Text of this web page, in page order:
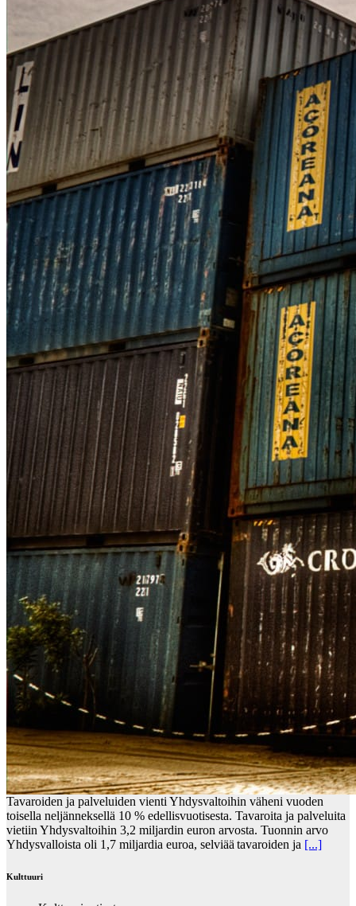
Tavaroiden ja palveluiden vienti Yhdysvaltoihin väheni vuoden
toisella neljänneksellä 10 % edellisvuotisesta. Tavaroita ja palveluita
vietiin Yhdysvaltoihin 3,2 miljardin euron arvosta. Tuonnin arvo
Yhdysvalloista oli 1,7 miljardia euroa, selviää tavaroiden ja [...]
Kulttuuri